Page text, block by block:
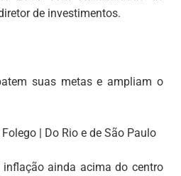
de investimentos.
suas metas e ampliam o
| Do Rio e de São Paulo
ainda acima do centro